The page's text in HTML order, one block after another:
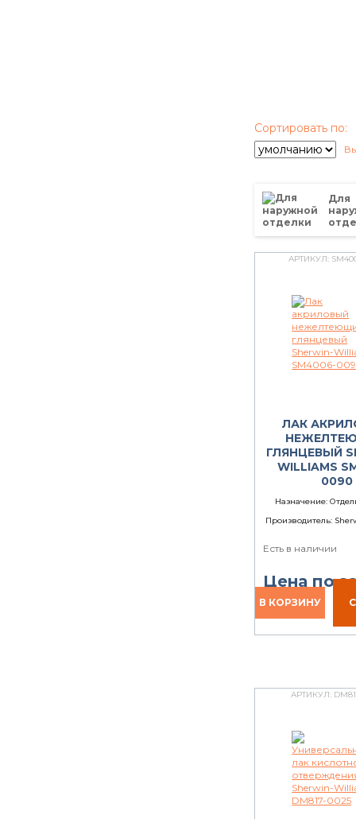
Сортировать по:
Для
АРТИКУЛ:
ЛАК
ГЛЯНЦЕВЫЙ
WILLIAMS
0090
Назначение:
Производитель:
Цена по
Есть в наличии
АРТИКУЛ: